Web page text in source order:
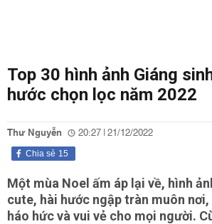
Top 30 hình ảnh Giáng
hước chọn lọc năm 2022
Thư Nguyễn 20:27 | 21/12/2022
15
Chia sẻ
Một mùa Noel ấm áp lại về, hình
cute, hài hước ngập tràn muôn
háo hức và vui vẻ cho mọi người.